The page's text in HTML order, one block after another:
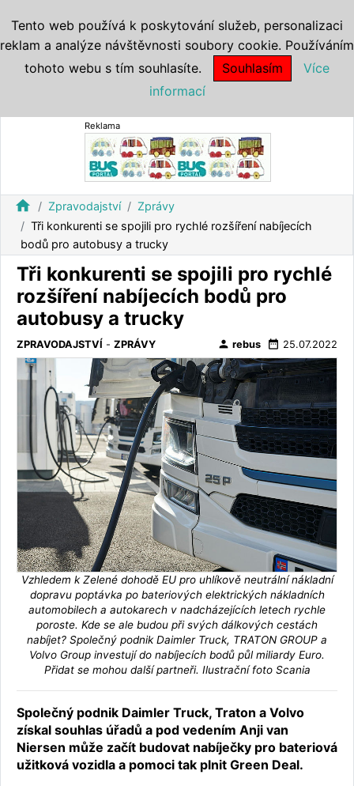
Reklama
home Zpravodajství
Zprávy
Tři konkurenti se spojili pro rychlé rozšíření nabíjecích
bodů pro autobusy a trucky
Tři konkurenti se spojili pro rychlé
rozšíření nabíjecích bodů pro
autobusy a trucky
ZPRAVODAJSTVÍ - ZPRÁVY person rebus date_range 25.07.2022
Vzhledem k Zelené dohodě EU pro uhlíkově neutrální nákladní
dopravu poptávka po bateriových elektrických nákladních
automobilech a autokarech v nadcházejících letech rychle
poroste. Kde se ale budou při svých dálkových cestách
nabíjet? Společný podnik Daimler Truck, TRATON GROUP a
Volvo Group investují do nabíjecích bodů půl miliardy Euro.
Přidat se mohou další partneři. Ilustrační foto Scania
Společný podnik Daimler Truck, Traton a Volvo
získal souhlas úřadů a pod vedením Anji van
Niersen může začít budovat nabíječky pro bateriová
užitková vozidla a pomoci tak plnit Green Deal.
Tento web používá k poskytování služeb, personalizaci
reklam a analýze návštěvnosti soubory cookie. Používáním
tohoto webu s tím souhlasíte.
Souhlasím
Více
informací